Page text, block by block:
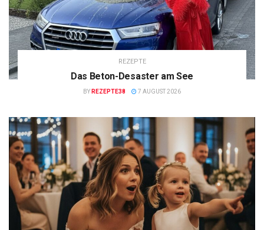
REZEPTE
Das Beton-Desaster am See
BY REZEPTE38 7 AUGUST 2026